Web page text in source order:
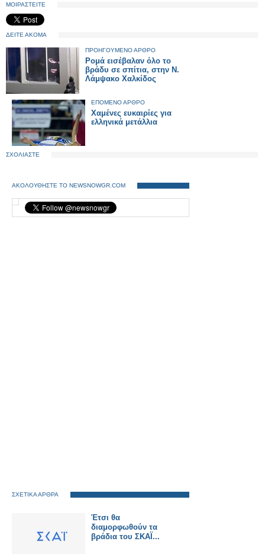
ΜΟΙΡΑΣΤΕΙΤΕ
ΔΕΙΤΕ ΑΚΟΜΑ
ΠΡΟΗΓΟΥΜΕΝΟ ΑΡΘΡΟ
Ρομά εισέβαλαν όλο το
βράδυ σε σπίτια, στην Ν.
Λάμψακο Χαλκίδος
ΕΠΟΜΕΝΟ ΑΡΘΡΟ
Χαμένες ευκαιρίες για
ελληνικά μετάλλια
ΣΧΟΛΙΑΣΤΕ
ΑΚΟΛΟΥΘΗΣΤΕ ΤΟ NEWSNOWGR.COM
ΣΧΕΤΙΚΑ ΑΡΘΡΑ
Έτσι θα
διαμορφωθούν τα
βράδια του ΣΚΑΪ...